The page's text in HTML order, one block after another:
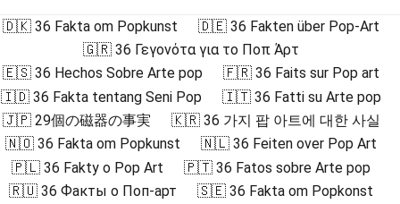
🇩🇰 36 Fakta om Popkunst
🇩🇪 36 Fakten über Pop-Art
🇬🇷 36 Γεγονότα για το Ποπ Άρτ
🇪🇸 36 Hechos Sobre Arte pop
🇫🇷 36 Faits sur Pop art
🇮🇩 36 Fakta tentang Seni Pop
🇮🇹 36 Fatti su Arte pop
🇯🇵 29個の磁器の事実
🇰🇷 36 가지 팝 아트에 대한 사실
🇳🇴 36 Fakta om Popkunst
🇳🇱 36 Feiten over Pop Art
🇵🇱 36 Fakty o Pop Art
🇵🇹 36 Fatos sobre Arte pop
🇷🇺 36 Факты о Поп-арт
🇸🇪 36 Fakta om Popkonst